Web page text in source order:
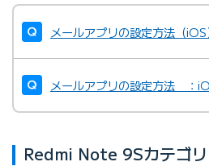
メールアプリの設定方法（iOS
メールアプリの設定方法 ：
Redmi Note 9Sカテゴ